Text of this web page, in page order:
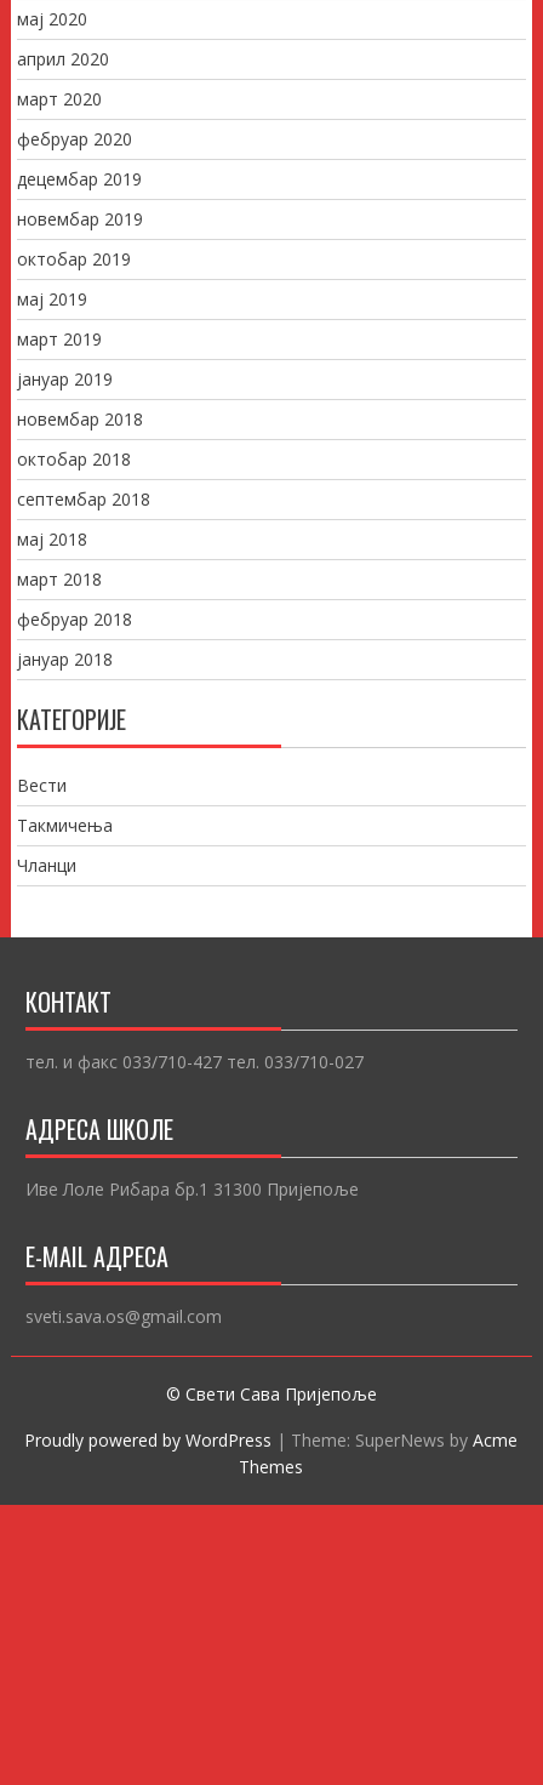
мај 2020
април 2020
март 2020
фебруар 2020
децембар 2019
новембар 2019
октобар 2019
мај 2019
март 2019
јануар 2019
новембар 2018
октобар 2018
септембар 2018
мај 2018
март 2018
фебруар 2018
јануар 2018
КАТЕГОРИЈЕ
Вести
Такмичења
Чланци
КОНТАКТ
тел. и факс 033/710-427 тел. 033/710-027
АДРЕСА ШКОЛЕ
Иве Лоле Рибара бр.1 31300 Пријепоље
E-MAIL АДРЕСА
sveti.sava.os@gmail.com
© Свети Сава Пријепоље
Proudly powered by WordPress | Theme: SuperNews byAcme
Themes